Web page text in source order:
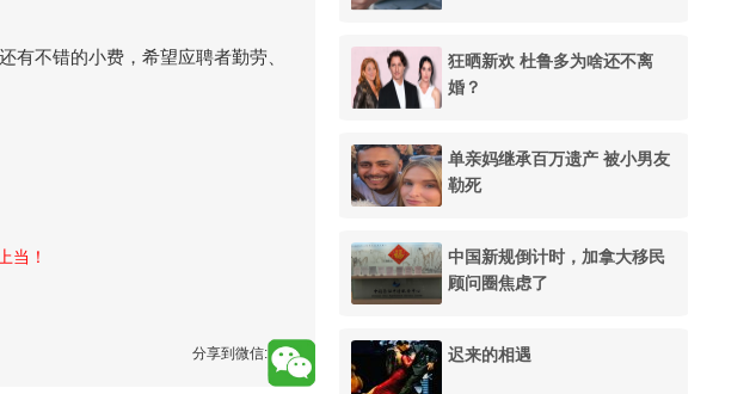
狂晒新欢 杜鲁多为啥还不离
婚？
单亲妈继承百万遗产 被小男友
勒死
中国新规倒计时，加拿大移民
顾问圈焦虑了
迟来的相遇
有不错的小费，希望应聘者勤劳、
当！
分享到微信: